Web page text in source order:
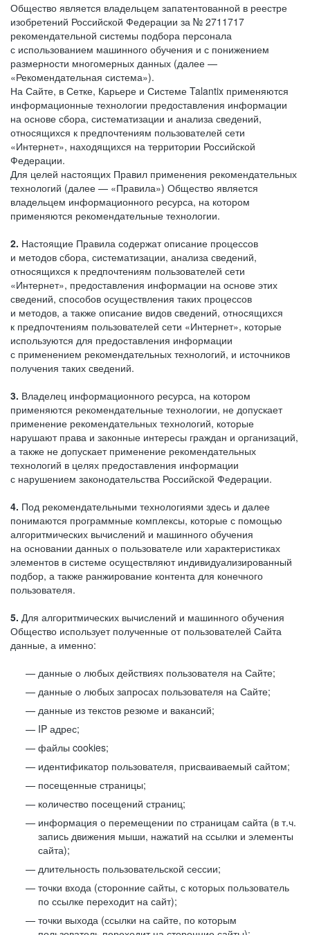
Общество является владельцем запатентованной в реестре
изобретений Российской Федерации за № 2711717
рекомендательной системы подбора персонала
с использованием машинного обучения и с понижением
размерности многомерных данных (далее —
«Рекомендательная система»).
На Сайте, в Сетке, Карьере и Системе Talantix применяются
информационные технологии предоставления информации
на основе сбора, систематизации и анализа сведений,
относящихся к предпочтениям пользователей сети
«Интернет», находящихся на территории Российской
Федерации.
Для целей настоящих Правил применения рекомендательных
технологий (далее — «Правила») Общество является
владельцем информационного ресурса, на котором
применяются рекомендательные технологии.
2. Настоящие Правила содержат описание процессов
и методов сбора, систематизации, анализа сведений,
относящихся к предпочтениям пользователей сети
«Интернет», предоставления информации на основе этих
сведений, способов осуществления таких процессов
и методов, а также описание видов сведений, относящихся
к предпочтениям пользователей сети «Интернет», которые
используются для предоставления информации
с применением рекомендательных технологий, и источников
получения таких сведений.
3. Владелец информационного ресурса, на котором
применяются рекомендательные технологии, не допускает
применение рекомендательных технологий, которые
нарушают права и законные интересы граждан и организаций,
а также не допускает применение рекомендательных
технологий в целях предоставления информации
с нарушением законодательства Российской Федерации.
4. Под рекомендательными технологиями здесь и далее
понимаются программные комплексы, которые с помощью
алгоритмических вычислений и машинного обучения
на основании данных о пользователе или характеристиках
элементов в системе осуществляют индивидуализированный
подбор, а также ранжирование контента для конечного
пользователя.
5. Для алгоритмических вычислений и машинного обучения
Общество использует полученные от пользователей Сайта
данные, а именно:
данные о любых действиях пользователя на Сайте;
данные о любых запросах пользователя на Сайте;
данные из текстов резюме и вакансий;
IP адрес;
файлы cookies;
идентификатор пользователя, присваиваемый сайтом;
посещенные страницы;
количество посещений страниц;
информация о перемещении по страницам сайта (в т.ч.
запись движения мыши, нажатий на ссылки и элементы
сайта);
длительность пользовательской сессии;
точки входа (сторонние сайты, с которых пользователь
по ссылке переходит на сайт);
точки выхода (ссылки на сайте, по которым